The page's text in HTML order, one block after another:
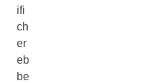
ifi
ch
er
eb
be